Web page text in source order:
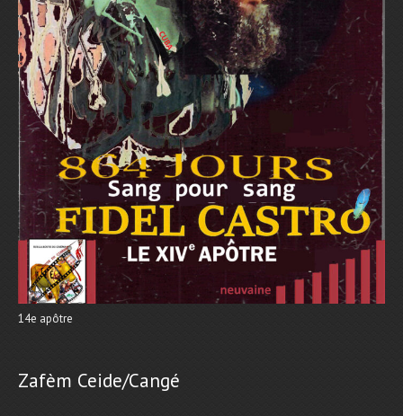
14e apôtre
Zafèm Ceide/Cangé